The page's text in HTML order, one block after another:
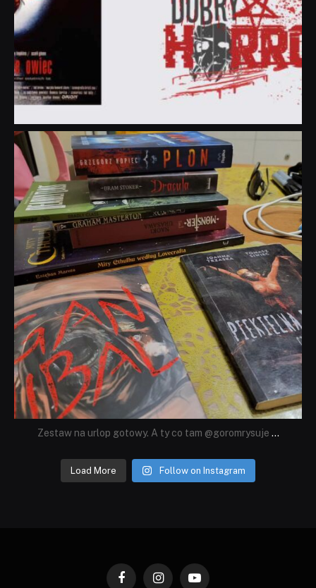
dobryhorror
Lip 31
Zestaw na urlop gotowy. A ty co tam @goromrysuje ...
Load More Follow on Instagram
FacebookInstagramYouTube